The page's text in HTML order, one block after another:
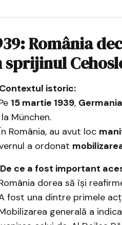
România
sprijinul
Contextul istoric:
15 martie 1939,
München.
România, au avut loc
a ordonat
De ce a fost important
dorea să își
fost una dintre primele
generală a